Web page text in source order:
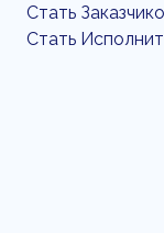
Стать
Стать